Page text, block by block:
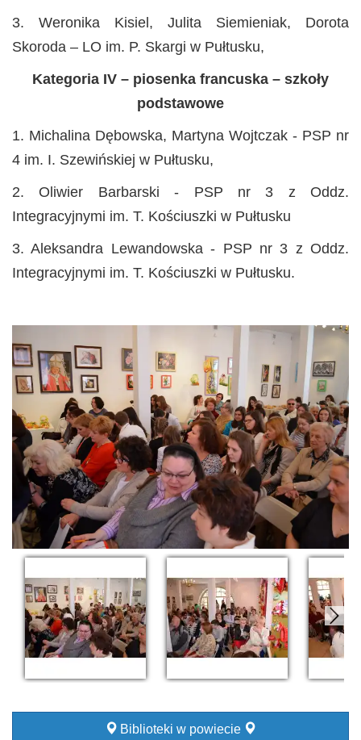
3. Weronika Kisiel, Julita Siemieniak, Dorota
Skoroda – LO im. P. Skargi w Pułtusku,
Kategoria IV – piosenka francuska – szkoły
podstawowe
1. Michalina Dębowska, Martyna Wojtczak - PSP nr
4 im. I. Szewińskiej w Pułtusku,
2. Oliwier Barbarski - PSP nr 3 z Oddz.
Integracyjnymi im. T. Kościuszki w Pułtusku
3. Aleksandra Lewandowska - PSP nr 3 z Oddz.
Integracyjnymi im. T. Kościuszki w Pułtusku.
Biblioteki w powiecie